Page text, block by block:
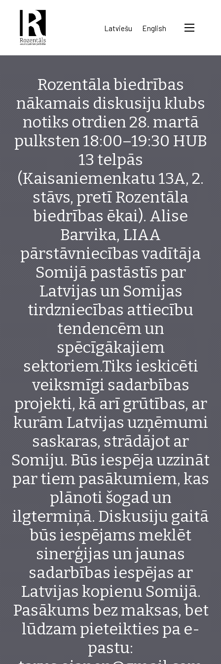
Rozentāls-
seura
Latviešu English
Rozentāla biedrības
nākamais diskusiju klubs
notiks otrdien 28. martā
pulksten 18:00–19:30 HUB
13 telpās
(Kaisaniemenkatu 13A, 2.
stāvs, pretī Rozentāla
biedrības ēkai). Alise
Barvika, LIAA
pārstāvniecības vadītāja
Somijā pastāstīs par
Latvijas un Somijas
tirdzniecības attiecību
tendencēm un
spēcīgākajiem
sektoriem.Tiks ieskicēti
veiksmīgi sadarbības
projekti, kā arī grūtības, ar
kurām Latvijas uzņēmumi
saskaras, strādājot ar
Somiju. Būs iespēja uzzināt
par tiem pasākumiem, kas
plānoti šogad un
ilgtermiņā. Diskusiju gaitā
būs iespējams meklēt
sinerģijas un jaunas
sadarbības iespējas ar
Latvijas kopienu Somijā.
Pasākums bez maksas, bet
lūdzam pieteikties pa e-
pastu: